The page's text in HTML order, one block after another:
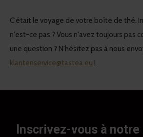
C'était le voyage de votre boîte de thé.
n'est-ce pas ? Vous n'avez toujours pas
une question ? N'hésitez pas à nous
klantenservice@tastea.eu !
Inscrivez-vous à